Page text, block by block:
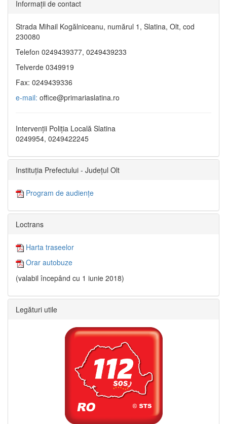
Informaţii de contact
Strada Mihail Kogălniceanu, numărul 1, Slatina, Olt, cod
230080
Telefon 0249439377, 0249439233
Telverde 0349919
Fax: 0249439336
e-mail: office@primariaslatina.ro
Intervenții Poliția Locală Slatina
0249954, 0249422245
Instituția Prefectului - Județul Olt
Program de audiențe
Loctrans
Harta traseelor
Orar autobuze
(valabil începând cu 1 iunie 2018)
Legături utile